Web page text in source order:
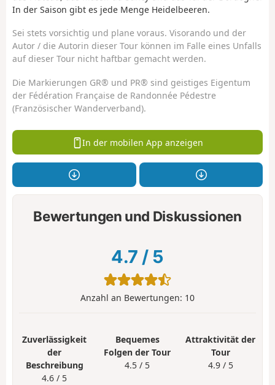
In der Saison gibt es jede Menge Heidelbeeren.
Sei stets vorsichtig und plane voraus. Visorando und der
Autor / die Autorin dieser Tour können im Falle eines Unfalls
auf dieser Tour nicht haftbar gemacht werden.
Die Markierungen GR® und PR® sind geistiges Eigentum
der Fédération Française de Randonnée Pédestre
(Französischer Wanderverband).
In der mobilen App anzeigen
Bewertungen und Diskussionen
4.7 / 5
Anzahl an Bewertungen: 10
Zuverlässigkeit
der
Beschreibung
4.6 / 5
Bequemes
Folgen der Tour
4.5 / 5
Attraktivität der
Tour
4.9 / 5